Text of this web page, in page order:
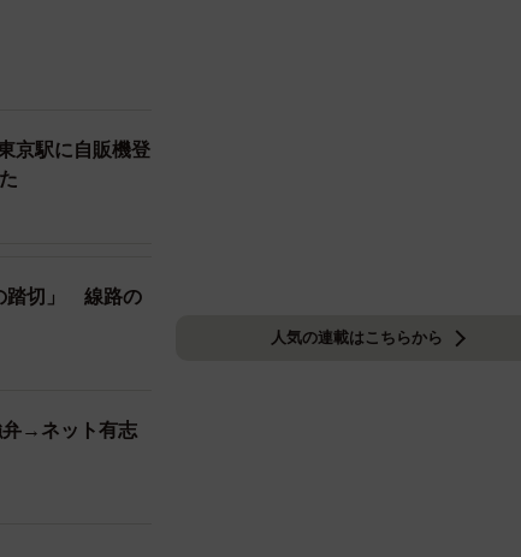
3/5
急「燕」や特
れらの列車が
存在になって
室もありまし
京駅に自販機登
踏切」 線路の
→ネット有志
人気の連載はこちらから